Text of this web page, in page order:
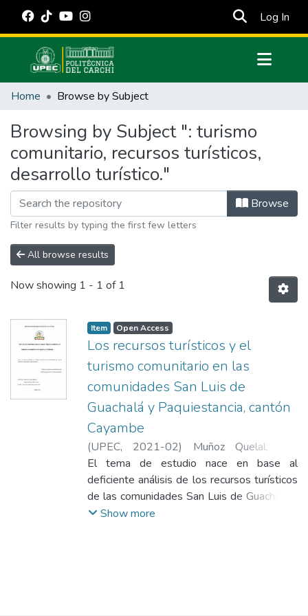
Log In
Communities & Collections
Estadísticas Externas
Manuales
Home Browse by Subject
Browsing by Subject ": turismo
comunitario, recursos turísticos,
desarrollo turístico."
Browse
Filter results by typing the first few letters
All browse results
Now showing 1 - 1 of 1
Item Open Access
Los recursos turísticos y el
turismo comunitario en las
comunidades San Luis de
Guachalá y Paquiestancia, cantón
Cayambe
(UPEC, 2021-02) Muñoz Quelal, Ana
Maricela; Pastaz Rodríguez, Wilmer Ulises
El tema de estudio nace en base al
deficiente análisis de los recursos turísticos
de las comunidades San Luis de Guachalá y
Paquiestancia del cantón Cayambe, lo cual
Show more